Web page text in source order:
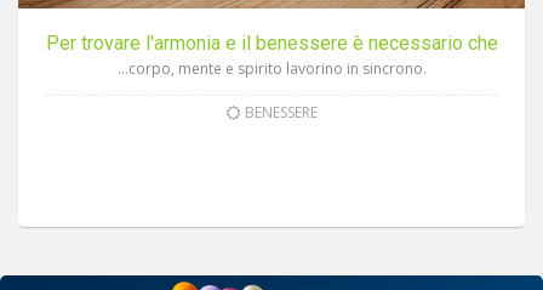
Per trovare l'armonia e il benessere è necessario che
…corpo, mente e spirito lavorino in sincrono.
BENESSERE